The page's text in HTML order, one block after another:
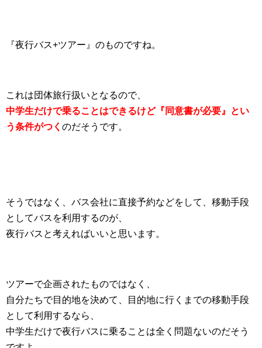
『夜行バス+ツアー』のものですね。
これは団体旅行扱いとなるので、
中学生だけで乗ることはできるけど『同意書が必要』とい
う条件がつく のだそうです。
そうではなく、バス会社に直接予約などをして、移動手段
としてバスを利用するのが、
夜行バスと考えればいいと思います。
ツアーで企画されたものではなく、
自分たちで目的地を決めて、目的地に行くまでの移動手段
として利用するなら、
中学生だけで夜行バスに乗ることは全く問題ないのだそう